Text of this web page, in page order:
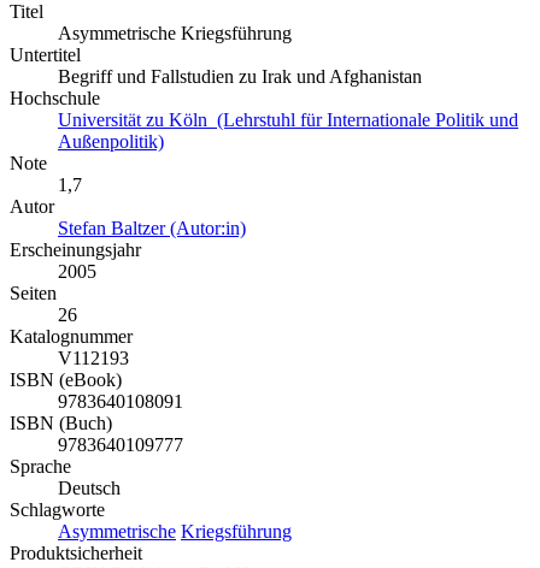
Titel
Asymmetrische Kriegsführung
Untertitel
Begriff und Fallstudien zu Irak und Afghanistan
Hochschule
Universität zu Köln (Lehrstuhl für Internationale Politik und
Außenpolitik)
Note
1,7
Autor
Stefan Baltzer (Autor:in)
Erscheinungsjahr
2005
Seiten
26
Katalognummer
V112193
ISBN (eBook)
9783640108091
ISBN (Buch)
9783640109777
Sprache
Deutsch
Schlagworte
Asymmetrische Kriegsführung
Produktsicherheit